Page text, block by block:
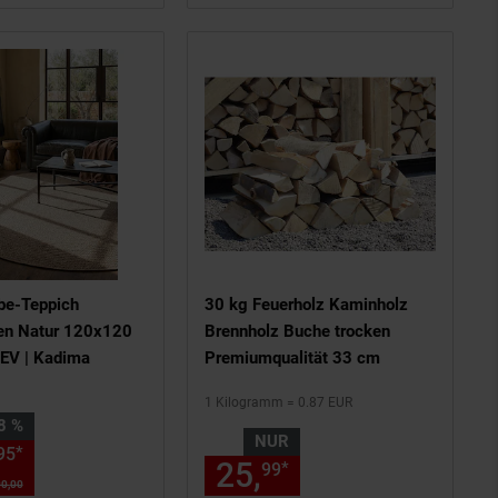
Seitenende
Fußnote, Details am
Teppich
Natur 120x120
| Kadima
%Prozent,
00UVP : 90,
* € Sternchen Fußnote,
30 kg Feuerholz Kaminholz
Brennholz Buche trocken
Premiumqualität 33 cm
1 Kilogramm = 0.87 EUR
NUR
25,99*